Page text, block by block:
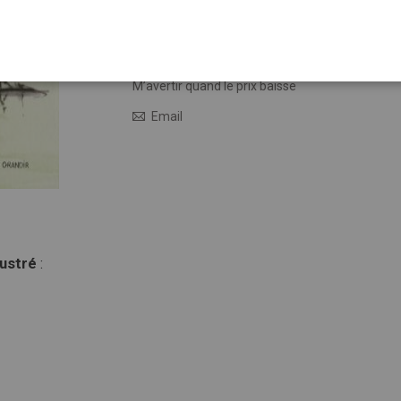
M’avertir quand le prix baisse
Email
: